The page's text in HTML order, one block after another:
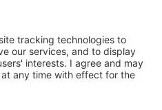
Identifikation Ihrer
Aktivitäten auf unserer
besuchte
etc.). Diese Daten